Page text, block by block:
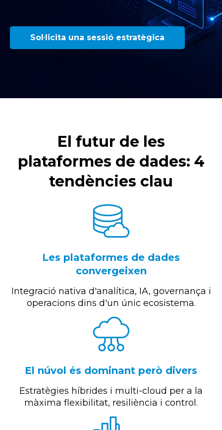
Sol·licita una sessió estratègica
El futur de les
plataformes de dades: 4
tendències clau
Les plataformes de dades
convergeixen
Integració nativa d'analítica, IA, governança i
operacions dins d'un únic ecosistema.
El núvol és dominant però divers
Estratègies híbrides i multi-cloud per a la
màxima flexibilitat, resiliència i control.